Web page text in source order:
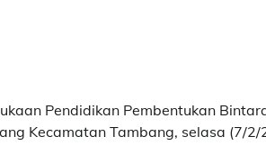
Pendidikan Pembentukan
Kecamatan Tambang, selasa (7/2/